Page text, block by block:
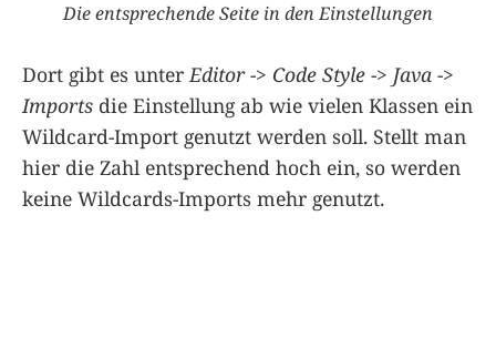
Die entsprechende Seite in den Einstellungen
Dort gibt es unterEditor-> Code Style -> Java ->
Imports die Einstellung ab wie vielen Klassen ein
Wildcard-Import genutzt werden soll. Stellt man
hier die Zahl entsprechend hoch ein, so werden
keine Wildcards-Imports mehr genutzt.